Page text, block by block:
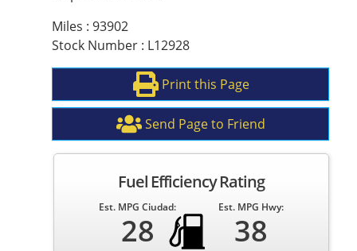
Miles : 93902
Stock Number : L12928
Print this Page
Send Page to Friend
Fuel Efficiency Rating
Est. MPG Ciudad:
28
Est. MPG Hwy:
38